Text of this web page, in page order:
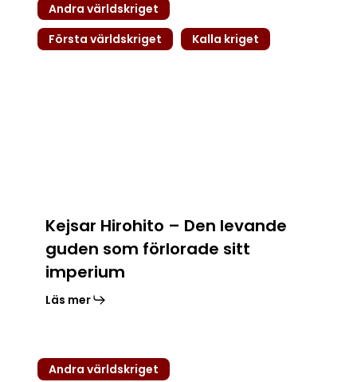
Den
levande
Andra världskriget
Första världskriget
Kalla kriget
Kejsar Hirohito – Den levande
guden som förlorade sitt
imperium
Läs mer
och
Andra världskriget